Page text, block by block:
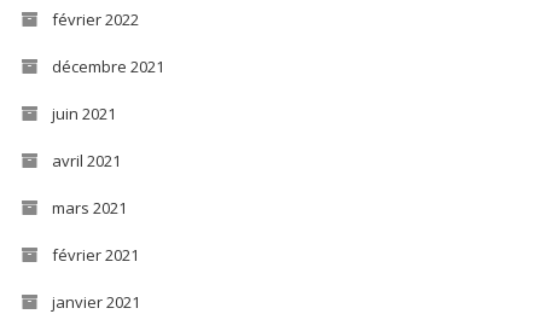
février 2022
décembre 2021
juin 2021
avril 2021
mars 2021
février 2021
janvier 2021